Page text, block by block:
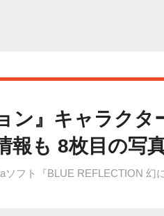
ン』キャラク
報も 8枚目の写
ソフト『BLUE REFLECTION